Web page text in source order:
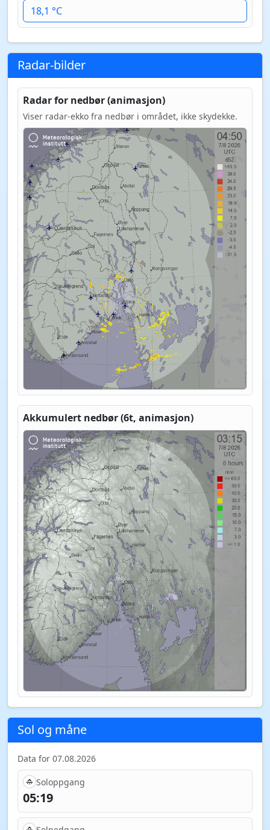
18,1 °C
Radar-bilder
Radar for nedbør (animasjon)
Viser radar-ekko fra nedbør i området, ikke skydekke.
Akkumulert nedbør (6t, animasjon)
Sol og måne
Data for 07.08.2026
Soloppgang
05:19